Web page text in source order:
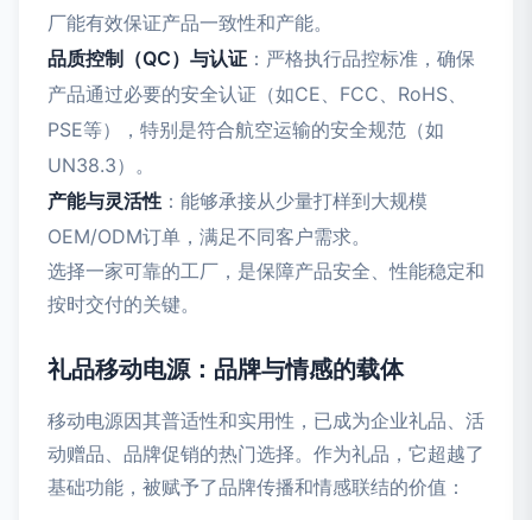
厂能有效保证产品一致性和产能。
品质控制（QC）与认证 ：严格执行品控标准，确保
产品通过必要的安全认证（如CE、FCC、RoHS、
PSE等），特别是符合航空运输的安全规范（如
UN38.3）。
产能与灵活性 ：能够承接从少量打样到大规模
OEM/ODM订单，满足不同客户需求。
选择一家可靠的工厂，是保障产品安全、性能稳定和
按时交付的关键。
礼品移动电源：品牌与情感的载体
移动电源因其普适性和实用性，已成为企业礼品、活
动赠品、品牌促销的热门选择。作为礼品，它超越了
基础功能，被赋予了品牌传播和情感联结的价值：